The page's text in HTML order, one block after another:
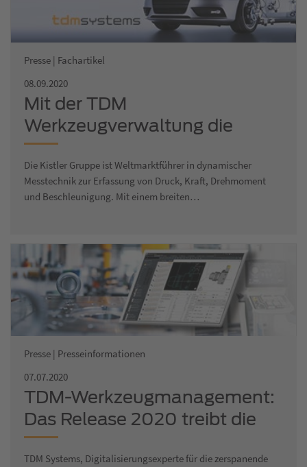
Presse | Fachartikel
08.09.2020
Mit der TDM
Werkzeugverwaltung die
digitalisierte Welt von Industrie
4.0 verwirklichen
Die Kistler Gruppe ist Weltmarktführer in dynamischer
Messtechnik zur Erfassung von Druck, Kraft, Drehmoment
und Beschleunigung. Mit einem breiten…
Presse | Presseinformationen
07.07.2020
TDM-Werkzeugmanagement:
Das Release 2020 treibt die
Digitalisierung weiter voran
TDM Systems, Digitalisierungsexperte für die zerspanende